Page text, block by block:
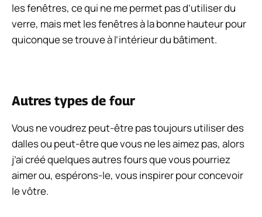
les fenêtres, ce qui ne me permet pas d’utiliser du
verre, mais met les fenêtres à la bonne hauteur pour
quiconque se trouve à l’intérieur du bâtiment.
Autres types de four
Vous ne voudrez peut-être pas toujours utiliser des
dalles ou peut-être que vous ne les aimez pas, alors
j’ai créé quelques autres fours que vous pourriez
aimer ou, espérons-le, vous inspirer pour concevoir
le vôtre.